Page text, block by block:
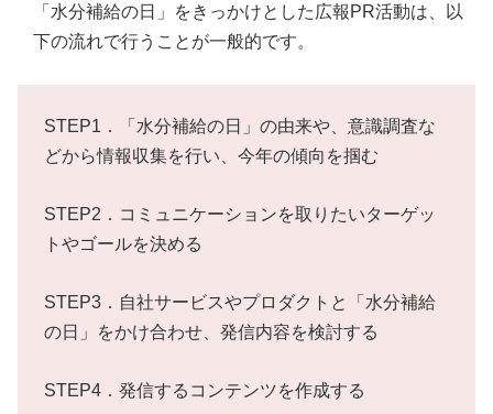
「水分補給の日」をきっかけとした広報PR活動は、以
下の流れで行うことが一般的です。
STEP1．「水分補給の日」の由来や、意識調査な
どから情報収集を行い、今年の傾向を掴む
STEP2．コミュニケーションを取りたいターゲッ
トやゴールを決める
STEP3．自社サービスやプロダクトと「水分補給
の日」をかけ合わせ、発信内容を検討する
STEP4．発信するコンテンツを作成する